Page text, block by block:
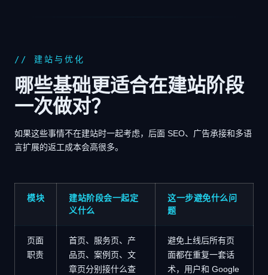
// 建站与优化
哪些基础更适合在建站阶段
一次做对？
如果这些事情不在建站时一起考虑，后面 SEO、广告承接和多语
言扩展的返工成本会高很多。
模块
建站阶段会一起定
义什么
这一步避免什么问
题
页面
职责
首页、服务页、产
品页、案例页、文
章页分别接什么查
避免上线后所有页
面都在重复一套话
术，用户和 Google